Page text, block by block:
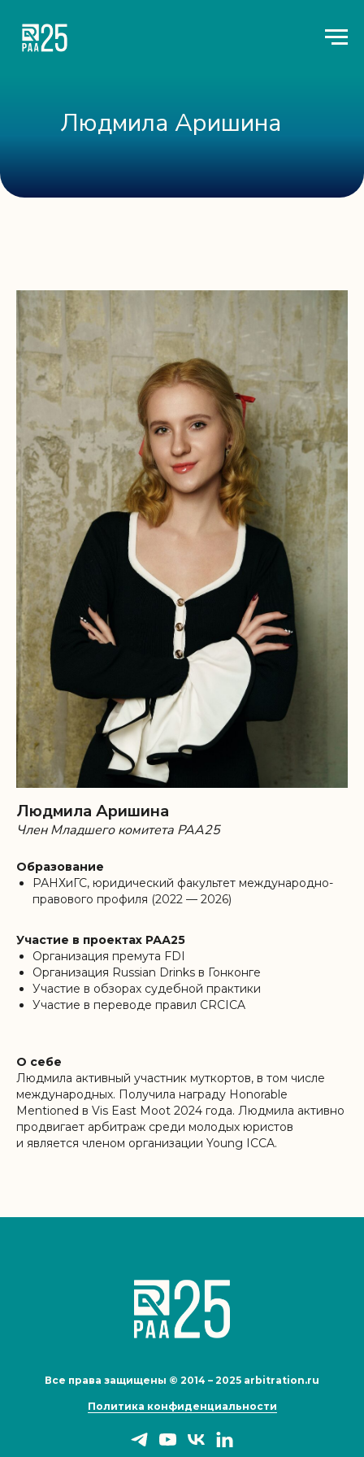
Людмила Аришина
Людмила Аришина
Член Младшего комитета РАА25
Образование
РАНХиГС, юридический факультет международно-
правового профиля (2022 — 2026)
Участие в проектах РАА25
Организация премута FDI
Организация Russian Drinks в Гонконге
Участие в обзорах судебной практики
Участие в переводе правил CRCICA
О себе
Людмила активный участник муткортов, в том числе
международных. Получила награду Honorable
Mentioned в Vis East Moot 2024 года. Людмила активно
продвигает арбитраж среди молодых юристов
и является членом организации Young ICCA.
Все права защищены © 2014 – 2025 arbitration.ru
Политика конфиденциальности